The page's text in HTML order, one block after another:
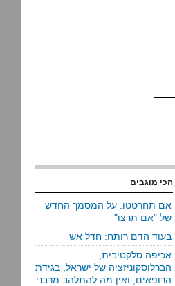
הכי מוגבים
אם תחרטטו: על המסמך החדש
של "אם תרצו"
בעוד הדם רותח: חדל אש
אכיפה סלקטיבית,
הברלוסקוניזציה של ישראל, בגידת
הרופאים, ואין מה להתלהב מרבני